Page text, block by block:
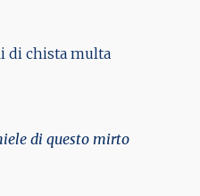
di chista multa
di questo mirto